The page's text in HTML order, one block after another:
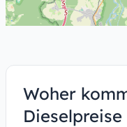
Woher
Dieselpreise